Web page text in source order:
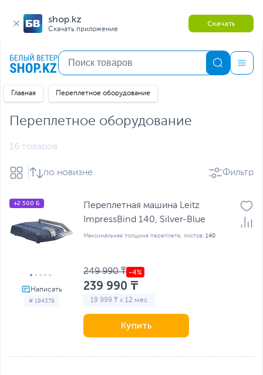
shop.kz
Скачать приложение
Скачать
Главная Переплетное оборудование
Переплетное оборудование
16 товаров
по новизне Фильтр
# 194379
+2 500 Б
Переплетная машина Leitz
ImpressBind 140, Silver-Blue
Максимальная толщина переплета, листов: 140
249 990 ₸
239 990 ₸
19 999 ₸ x 12 мес
Купить